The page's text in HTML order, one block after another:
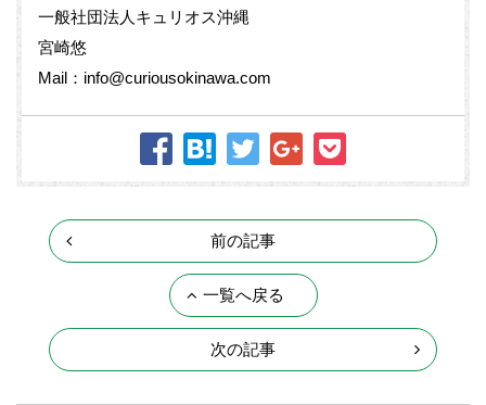
一般社団法人キュリオス沖縄
宮崎悠
Mail：info@curiousokinawa.com
前の記事
一覧へ戻る
次の記事